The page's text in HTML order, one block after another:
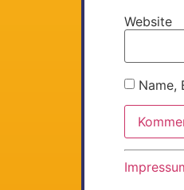
Website
Name,